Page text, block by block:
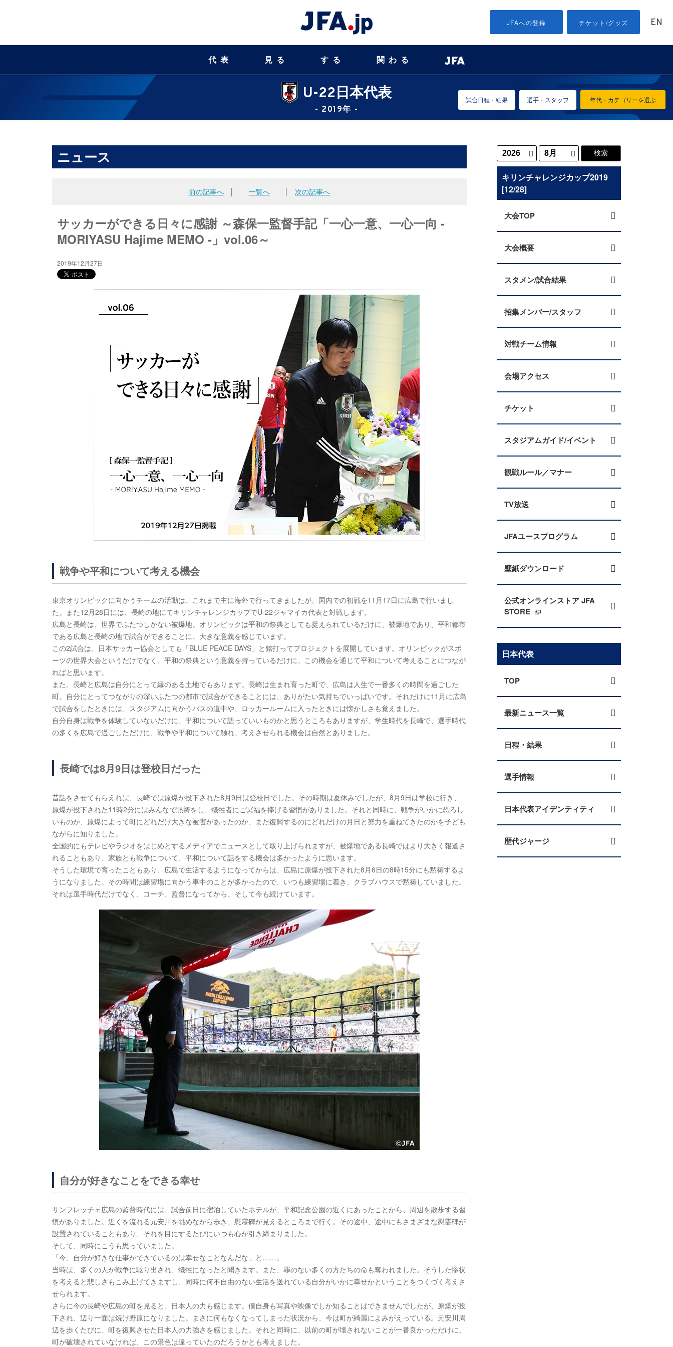
JFAへの登録 チケット/グッズ EN
代表 見る する 関わる
U-22日本代表
- 2019年 -
年代・カテゴリーを選ぶ
試合日程・結果 選手・スタッフ
ニュース
前の記事へ│ 一覧へ 次の記事へ
サッカーができる日々に感謝 ～森保一監督手記「一心一意、一心一向 -
MORIYASU Hajime MEMO -」vol.06～
2019年12月27日
戦争や平和について考える機会
東京オリンピックに向かうチームの活動は、これまで主に海外で行ってきましたが、国内での初戦を11月17日に広島で行いまし
た。また12月28日には、長崎の地にてキリンチャレンジカップでU-22ジャマイカ代表と対戦します。
広島と長崎は、世界でふたつしかない被爆地。オリンピックは平和の祭典としても捉えられているだけに、被爆地であり、平和都市
である広島と長崎の地で試合ができることに、大きな意義を感じています。
この2試合は、日本サッカー協会としても「BLUE PEACE DAYS」と銘打ってプロジェクトを展開しています。オリンピックがスポ
ーツの世界大会というだけでなく、平和の祭典という意義を持っているだけに、この機会を通じて平和について考えることにつなが
ればと思います。
また、長崎と広島は自分にとって縁のある土地でもあります。長崎は生まれ育った町で、広島は人生で一番多くの時間を過ごした
町。自分にとってつながりの深いふたつの都市で試合ができることには、ありがたい気持ちでいっぱいです。それだけに11月に広島
で試合をしたときには、スタジアムに向かうバスの道中や、ロッカールームに入ったときには懐かしさも覚えました。
自分自身は戦争を体験していないだけに、平和について語っていいものかと思うところもありますが、学生時代を長崎で、選手時代
の多くを広島で過ごしただけに、戦争や平和について触れ、考えさせられる機会は自然とありました。
長崎では8月9日は登校日だった
昔話をさせてもらえれば、長崎では原爆が投下された8月9日は登校日でした。その時期は夏休みでしたが、8月9日は学校に行き、
原爆が投下された11時2分にはみんなで黙祷をし、犠牲者にご冥福を捧げる習慣がありました。それと同時に、戦争がいかに恐ろし
いものか、原爆によって町にどれだけ大きな被害があったのか、また復興するのにどれだけの月日と努力を重ねてきたのかを子ども
ながらに知りました。
全国的にもテレビやラジオをはじめとするメディアでニュースとして取り上げられますが、被爆地である長崎ではより大きく報道さ
れることもあり、家族とも戦争について、平和について話をする機会は多かったように思います。
そうした環境で育ったこともあり、広島で生活するようになってからは、広島に原爆が投下された8月6日の8時15分にも黙祷するよ
うになりました。その時間は練習場に向かう車中のことが多かったので、いつも練習場に着き、クラブハウスで黙祷していました。
それは選手時代だけでなく、コーチ、監督になってから、そして今も続けています。
自分が好きなことをできる幸せ
サンフレッチェ広島の監督時代には、試合前日に宿泊していたホテルが、平和記念公園の近くにあったことから、周辺を散歩する習
慣がありました。近くを流れる元安川を眺めながら歩き、慰霊碑が見えるところまで行く。その途中、途中にもさまざまな慰霊碑が
設置されていることもあり、それを目にするたびにいつも心が引き締まりました。
そして、同時にこうも思っていました。
「今、自分が好きな仕事ができているのは幸せなことなんだな」と……。
当時は、多くの人が戦争に駆り出され、犠牲になったと聞きます。また、罪のない多くの方たちの命も奪われました。そうした惨状
を考えると悲しさもこみ上げてきますし、同時に何不自由のない生活を送れている自分がいかに幸せかということをつくづく考えさ
せられます。
さらに今の長崎や広島の町を見ると、日本人の力も感じます。僕自身も写真や映像でしか知ることはできませんでしたが、原爆が投
下され、辺り一面は焼け野原になりました。まさに何もなくなってしまった状況から、今は町が綺麗によみがえっている。元安川周
辺を歩くたびに、町を復興させた日本人の力強さを感じました。それと同時に、以前の町が壊されないことが一番良かっただけに、
町が破壊されていなければ、この景色は違っていたのだろうかとも考えました。
キリンチャレンジカップ2019
[12/28]
大会TOP
大会概要
スタメン/試合結果
招集メンバー/スタッフ
対戦チーム情報
会場アクセス
チケット
スタジアムガイド/イベント
観戦ルール／マナー
TV放送
JFAユースプログラム
壁紙ダウンロード
公式オンラインストア JFA
STORE
日本代表
TOP
最新ニュース一覧
日程・結果
選手情報
日本代表アイデンティティ
歴代ジャージ